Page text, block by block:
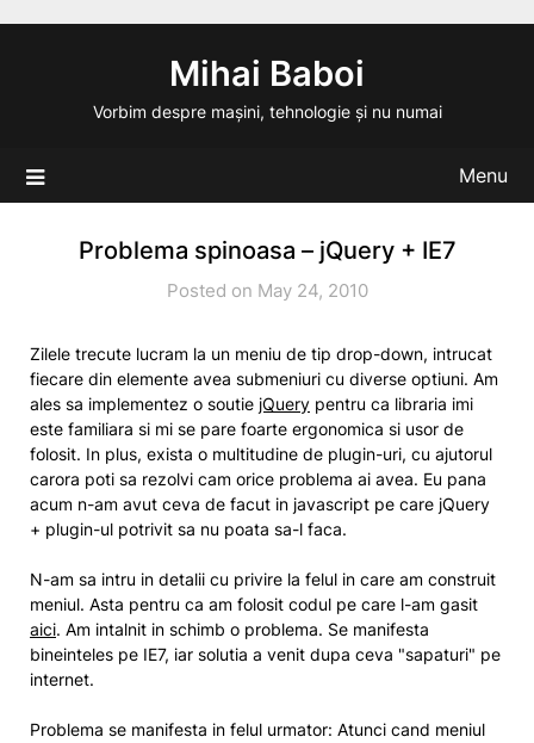
Mihai Baboi
Vorbim despre mașini, tehnologie și nu numai
Menu
Problema spinoasa – jQuery + IE7
Posted on May 24, 2010
Zilele trecute lucram la un meniu de tip drop-down, intrucat
fiecare din elemente avea submeniuri cu diverse optiuni. Am
ales sa implementez o soutie jQuery pentru ca libraria imi
este familiara si mi se pare foarte ergonomica si usor de
folosit. In plus, exista o multitudine de plugin-uri, cu ajutorul
carora poti sa rezolvi cam orice problema ai avea. Eu pana
acum n-am avut ceva de facut in javascript pe care jQuery
+ plugin-ul potrivit sa nu poata sa-l faca.
N-am sa intru in detalii cu privire la felul in care am construit
meniul. Asta pentru ca am folosit codul pe care l-am gasit
aici. Am intalnit in schimb o problema. Se manifesta
bineinteles pe IE7, iar solutia a venit dupa ceva "sapaturi" pe
internet.
Problema se manifesta in felul urmator: Atunci cand meniul